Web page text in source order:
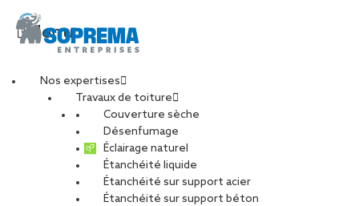
Menu
Nos expertises
Travaux de toiture
Couverture sèche
Désenfumage
Éclairage naturel
Étanchéité liquide
Étanchéité sur support acier
Étanchéité sur support béton
PARTAGER